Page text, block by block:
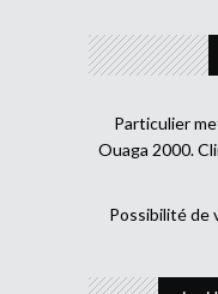
Particulier
Ouaga 2000.
Possibilité de